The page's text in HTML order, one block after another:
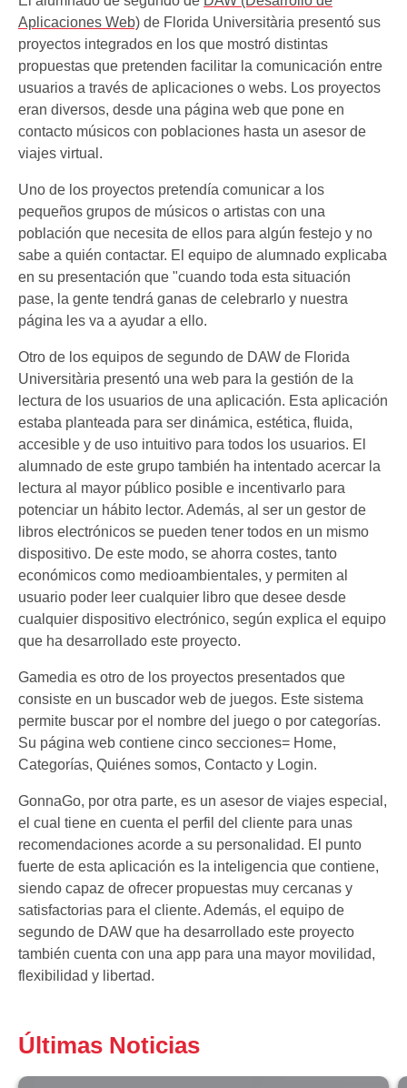
Aplicaciones Web) de Florida Universitària presentó sus
proyectos integrados en los que mostró distintas
propuestas que pretenden facilitar la comunicación entre
usuarios a través de aplicaciones o webs. Los proyectos
eran diversos, desde una página web que pone en
contacto músicos con poblaciones hasta un asesor de
viajes virtual.
Uno de los proyectos pretendía comunicar a los
pequeños grupos de músicos o artistas con una
población que necesita de ellos para algún festejo y no
sabe a quién contactar. El equipo de alumnado explicaba
en su presentación que "cuando toda esta situación
pase, la gente tendrá ganas de celebrarlo y nuestra
página les va a ayudar a ello.
Otro de los equipos de segundo de DAW de Florida
Universitària presentó una web para la gestión de la
lectura de los usuarios de una aplicación. Esta aplicación
estaba planteada para ser dinámica, estética, fluida,
accesible y de uso intuitivo para todos los usuarios. El
alumnado de este grupo también ha intentado acercar la
lectura al mayor público posible e incentivarlo para
potenciar un hábito lector. Además, al ser un gestor de
libros electrónicos se pueden tener todos en un mismo
dispositivo. De este modo, se ahorra costes, tanto
económicos como medioambientales, y permiten al
usuario poder leer cualquier libro que desee desde
cualquier dispositivo electrónico, según explica el equipo
que ha desarrollado este proyecto.
Gamedia es otro de los proyectos presentados que
consiste en un buscador web de juegos. Este sistema
permite buscar por el nombre del juego o por categorías.
Su página web contiene cinco secciones= Home,
Categorías, Quiénes somos, Contacto y Login.
GonnaGo, por otra parte, es un asesor de viajes especial,
el cual tiene en cuenta el perfil del cliente para unas
recomendaciones acorde a su personalidad. El punto
fuerte de esta aplicación es la inteligencia que contiene,
siendo capaz de ofrecer propuestas muy cercanas y
satisfactorias para el cliente. Además, el equipo de
segundo de DAW que ha desarrollado este proyecto
también cuenta con una app para una mayor movilidad,
flexibilidad y libertad.
Últimas Noticias